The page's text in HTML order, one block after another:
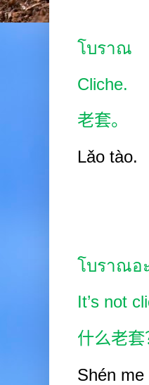
โบราณ
Cliche.
老套。
Lǎo tào.
โบราณอ
It’s not
什么老套
Shén